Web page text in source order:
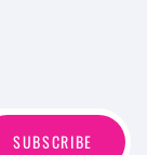
SUBSCRIBE